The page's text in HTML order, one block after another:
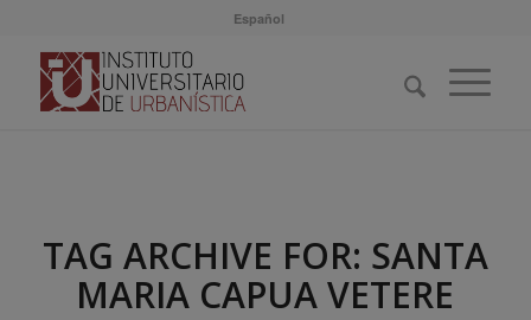
Español
TAG ARCHIVE FOR: SANTA
MARIA CAPUA VETERE